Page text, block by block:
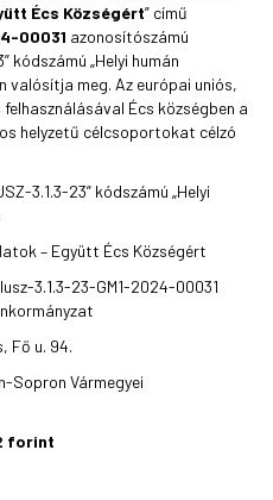
Écs Községért” című
00031 azonosítószámú
kódszámú „Helyi humán
valósítja meg. Az európai uniós,
Écs községben a
helyzetű célcsoportokat célzó
3.1.3-23” kódszámú „Helyi
– Együtt Écs Községért
3.1.3-23-GM1-2024-00031
Fő u. 94.
Sopron Vármegyei
forint